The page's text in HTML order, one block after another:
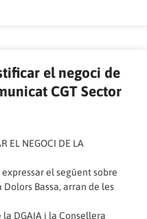
el negoci de
CGT Sector
EL NEGOCI DE LA
expressar el següent sobre
Bassa, arran de les
la DGAIA i la Consellera